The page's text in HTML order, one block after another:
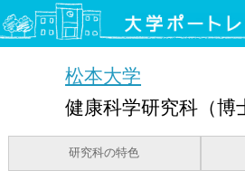
松本大学
健康科学研究科（博
研究科の特色